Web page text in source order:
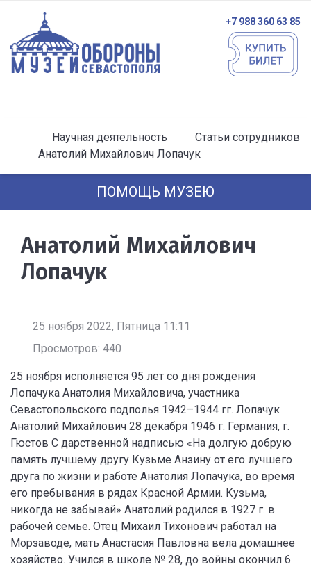
+7 988 360 63 85
Научная деятельность
Статьи сотрудников
Анатолий Михайлович Лопачук
ПОМОЩЬ МУЗЕЮ
Анатолий Михайлович
Лопачук
25 ноября 2022, Пятница 11:11
Просмотров: 440
25 ноября исполняется 95 лет со дня рождения
Лопачука Анатолия Михайловича, участника
Севастопольского подполья 1942–1944 гг. Лопачук
Анатолий Михайлович 28 декабря 1946 г. Германия, г.
Гюстов С дарственной надписью «На долгую добрую
память лучшему другу Кузьме Анзину от его лучшего
друга по жизни и работе Анатолия Лопачука, во время
его пребывания в рядах Красной Армии. Кузьма,
никогда не забывай» Анатолий родился в 1927 г. в
рабочей семье. Отец Михаил Тихонович работал на
Морзаводе, мать Анастасия Павловна вела домашнее
хозяйство. Учился в школе № 28, до войны окончил 6